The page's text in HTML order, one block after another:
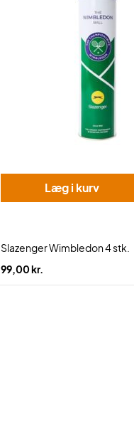
Læg i kurv
Slazenger Wimbledon 4 stk.
99,00 kr.